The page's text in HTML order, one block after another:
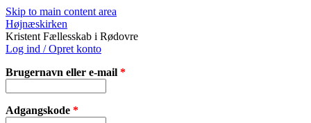
Skip to main content area
Højnæskirken
Kristent Fællesskab i Rødovre
Log ind / Opret konto
Brugernavn eller e-mail *
Adgangskode *